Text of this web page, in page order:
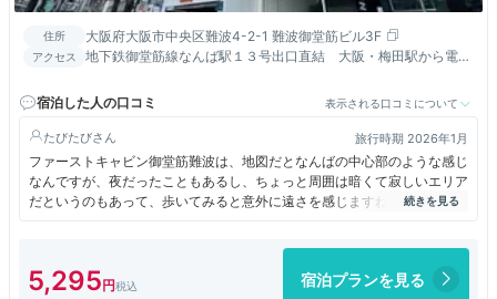
住所 大阪府大阪市中央区難波4-2-1 難波御堂筋ビル3F
アクセス
地下鉄御堂筋線なんば駅１３号出口直結 大阪・梅田駅から電車
宿泊した人の口コミ
表示される口コミについて
たびたび 旅行時期 2026年1月
ファーストキャビン御堂筋難波は、地図だとなんばの中心部のような感じ
なんですが、夜だったこともあるし、ちょっと周囲は暗くて寂しいエリア
だというのもあって、歩いてみると意外に遠さを感じますね。
ただ、受付のところは広いし、部屋の方もゆったり。完全な個室ではない
5,295 宿泊プランを見る